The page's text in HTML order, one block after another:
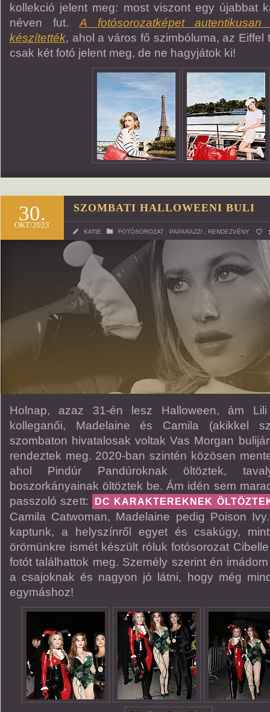
kollekció jelent meg: most viszont egy újabbat
néven fut. A fotósorozatképet
készítették, ahol a város fő szimbóluma, az Eiffel
csak két fotó jelent meg, de ne hagyjátok ki!
30.
OKT/2023
SZOMBATI HALLOWEENI BULI
KATIE FOTÓSOROZAT PAPARAZZI RENDEZVÉNY
Holnap, azaz 31-én lesz Halloween, ám
kolleganői, Madelaine és Camila (akikkel
szombaton hivatalosak voltak Vas Morgan
rendeztek meg. 2020-ban szintén közösen
ahol Pindúr Pandúroknak öltöztek,
boszorkányainak öltöztek be. Ám idén sem
passzoló szett:
DC KARAKTEREKNEK
Camila Catwoman, Madelaine pedig Poison
kaptunk, a helyszínről egyet és csakúgy,
örömünkre ismét készült róluk fotósorozat
fotót találhattok meg. Személy szerint én
a csajoknak és nagyon jó látni, hogy még
egymáshoz!